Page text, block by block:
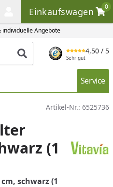
individuelle Angebote
Einkaufswagen
0
Einkaufswagen
Produkt suchen
4,50 / 5
Sehr gut
Service
Artikel-Nr.: 6525736
(1
schwarz (1